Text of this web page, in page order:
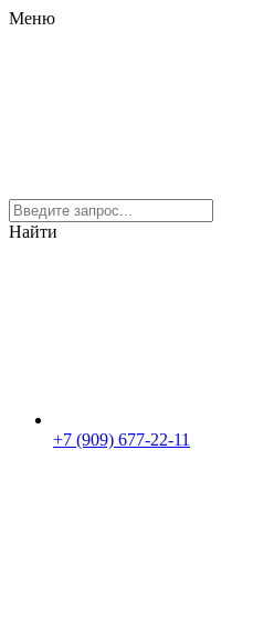
Меню
Найти
+7 (909) 677-22-11